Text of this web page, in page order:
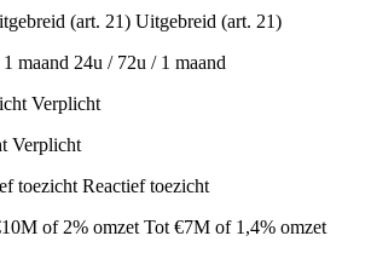
(art. 21) Uitgebreid (art. 21)
maand 24u / 72u / 1 maand
Verplicht
Verplicht
toezicht Reactief toezicht
of 2% omzet Tot €7M of 1,4% omzet